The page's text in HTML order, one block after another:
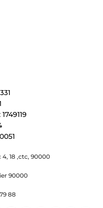
18 ,ctc, 90000
90000
88